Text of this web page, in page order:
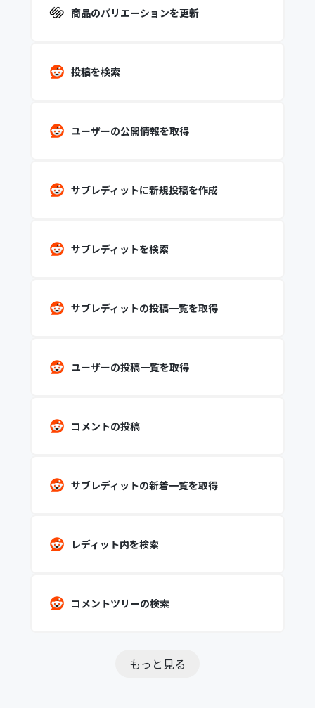
商品のバリエーションを更新
投稿を検索
ユーザーの公開情報を取得
サブレディットに新規投稿を作成
サブレディットを検索
サブレディットの投稿一覧を取得
ユーザーの投稿一覧を取得
コメントの投稿
サブレディットの新着一覧を取得
レディット内を検索
コメントツリーの検索
もっと見る